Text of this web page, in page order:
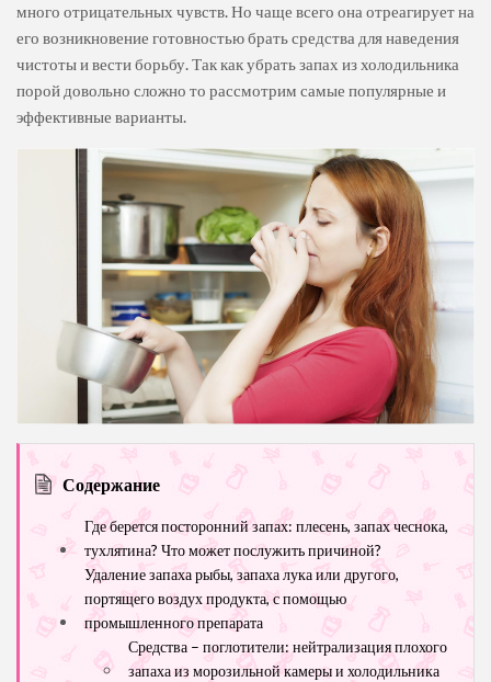
много отрицательных чувств. Но чаще всего она отреагирует на
его возникновение готовностью брать средства для наведения
чистоты и вести борьбу. Так как убрать запах из холодильника
порой довольно сложно то рассмотрим самые популярные и
эффективные варианты.
Содержание
Где берется посторонний запах: плесень, запах чеснока,
тухлятина? Что может послужить причиной?
Удаление запаха рыбы, запаха лука или другого,
портящего воздух продукта, с помощью
промышленного препарата
Средства – поглотители: нейтрализация плохого
запаха из морозильной камеры и холодильника